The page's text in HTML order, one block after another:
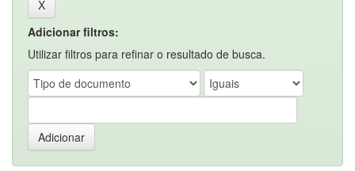
Adicionar filtros:
Utilizar filtros para refinar o resultado de busca.